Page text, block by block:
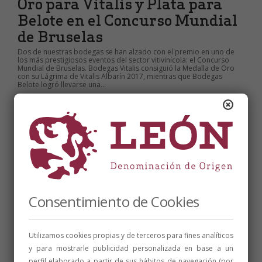
Belote en el Concurso Mundial
de Bruselas
Dos de nuestras bodegas se han alzado con el premio en uno de
los más prestigiosos eventos del sector vitivinícola: el Concurso
Mundial de Bruselas. Bodegas Vitalis consiguió la Medalla de Oro
con su Lágrima de Vitalis Albarín 2017, mientras que Bodegas
Belote logró llevarse una...
Consentimiento de Cookies
Utilizamos cookies propias y de terceros para fines analíticos
y para mostrarle publicidad personalizada en base a un